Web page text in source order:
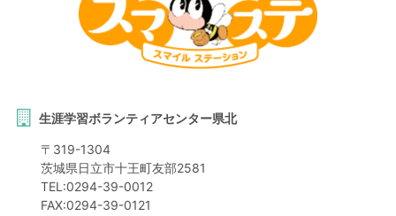
生涯学習ボランティアセンター県北
〒 319-1304
茨城県日立市十王町友部2581
TEL:0294-39-0012
FAX:0294-39-0121